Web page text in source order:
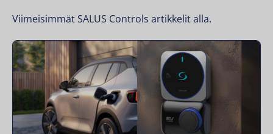
Viimeisimmät SALUS Controls artikkelit alla.